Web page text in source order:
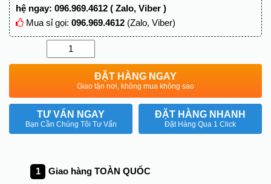
hệ ngay: 096.969.4612 ( Zalo, Viber )
Mua sỉ gọi: 096.969.4612 (Zalo, Viber)
ĐẶT HÀNG NGAY
Giao tận nơi, không mua không sao
TƯ VẤN NGAY
Bạn Cần Chúng Tôi Tư Vấn
ĐẶT HÀNG NHANH
Đặt Hàng Qua 1 Click
Giao hàng TOÀN QUỐC